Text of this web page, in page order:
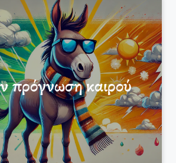
πρόγνωση καιρού